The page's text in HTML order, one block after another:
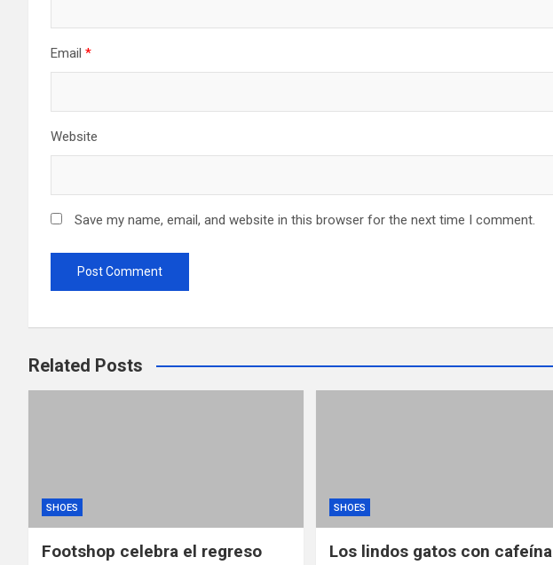
Email *
Website
Save my name, email, and website in this browser for the next time I comment.
Related Posts
SHOES
Footshop celebra el regreso
SHOES
Los lindos gatos con cafeína